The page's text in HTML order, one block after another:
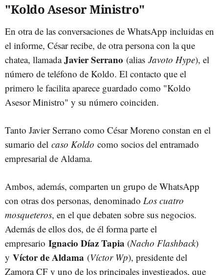
"Koldo Asesor Ministro"
En otra de las conversaciones de WhatsApp incluidas en
el informe, César recibe, de otra persona con la que
chatea, llamadaJavier Serrano (alias Javoto Hype), el
número de teléfono de Koldo. El contacto que el
primero le facilita aparece guardado como "Koldo
Asesor Ministro" y su número coinciden.
Tanto Javier Serrano como César Moreno constan en el
sumario del caso Koldo como socios del entramado
empresarial de Aldama.
Ambos, además, comparten un grupo de WhatsApp
con otras dos personas, denominado Los cuatro
mosqueteros, en el que debaten sobre sus negocios.
Además de ellos dos, de él forma parte el
empresario Ignacio Díaz Tapia (Nacho Flashback)
y Víctor de Aldama (Víctor Wp), presidente del
Zamora CF y uno de los principales investigados, que